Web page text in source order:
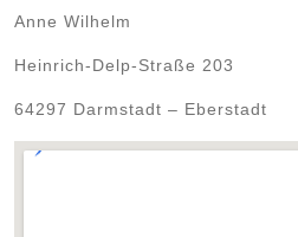
Anne Wilhelm
Heinrich-Delp-Straße 203
64297 Darmstadt – Eberstadt